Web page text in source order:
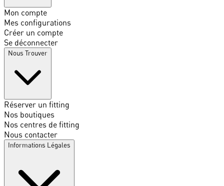
Mon compte
Mes configurations
Créer un compte
Se déconnecter
Nous Trouver
Réserver un fitting
Nos boutiques
Nos centres de fitting
Nous contacter
Informations Légales